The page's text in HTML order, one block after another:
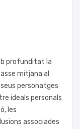
profunditat la
mitjana al
personatges
ideals personals
les
associades